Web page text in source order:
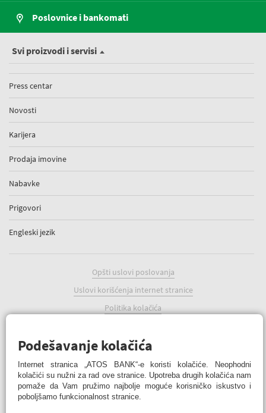
Poslovnice i bankomati
Svi proizvodi i servisi
Press centar
Novosti
Karijera
Prodaja imovine
Nabavke
Prigovori
Engleski jezik
Opšti uslovi poslovanja
Uslovi korišćenja internet stranice
Politika kolačića
ATOS BANK Online
Podešavanje kolačića
Internet stranica „ATOS BANK“-e koristi kolačiće. Neophodni
kolačići su nužni za rad ove stranice. Upotreba drugih kolačića nam
pomaže da Vam pružimo najbolje moguće korisničko iskustvo i
poboljšamo funkcionalnost stranice.